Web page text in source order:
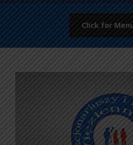
Click for